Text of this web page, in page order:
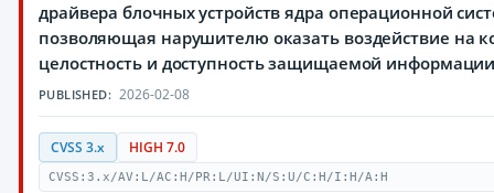
драйвера блочных устройств ядра операционной
позволяющая нарушителю оказать воздействие на
целостность и доступность защищаемой
PUBLISHED: 2026-02-08
CVSS 3.x HIGH 7.0
CVSS:3.x/AV:L/AC:H/PR:L/UI:N/S:U/C:H/I:H/A:H